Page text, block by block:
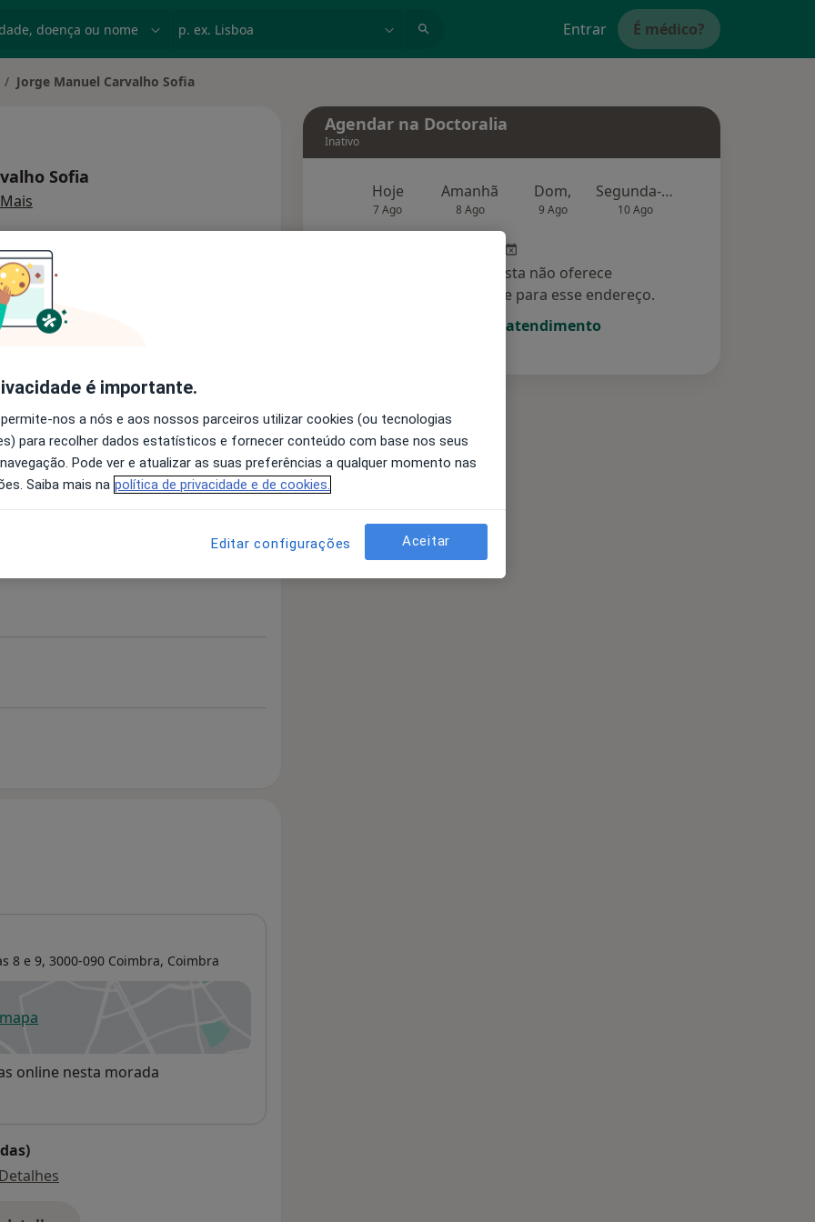
Entrar É médico?
de cidade
Jorge Manuel Carvalho Sofia
Sofia
Mais
a experiência
8 e 9, 3000-090 Coimbra, Coimbra
num novo separador
online nesta morada
Detalhes
Agendar na Doctoralia
Inativo
Hoje
7 Ago
Amanhã
8 Ago
Dom,
9 Ago
Segunda-feira
10 Ago
Esse especialista não oferece
agendamento online para esse endereço.
Solicite um atendimento
é importante.
nos a nós e aos nossos parceiros utilizar cookies (ou tecnologias
para recolher dados estatísticos e fornecer conteúdo com base nos seus
Pode ver e atualizar as suas preferências a qualquer momento nas
Saiba mais na política de privacidade e de cookies.
Editar configurações Aceitar